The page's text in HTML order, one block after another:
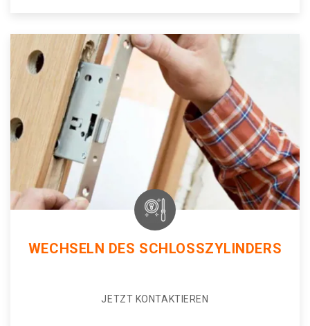
WECHSELN DES SCHLOSSZYLINDERS
JETZT KONTAKTIEREN